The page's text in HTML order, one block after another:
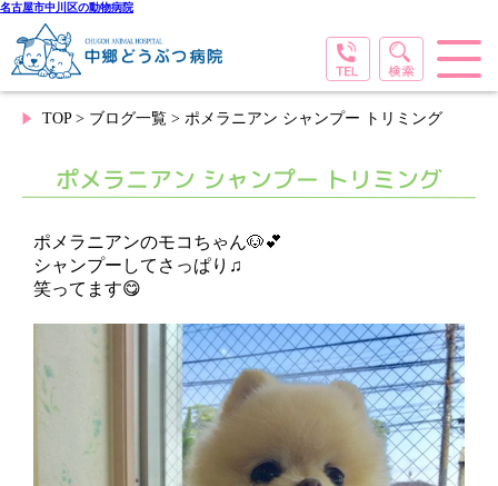
名古屋市中川区の動物病院
TOP> ブログ一覧 > ポメラニアン シャンプー トリミング
ポメラニアン シャンプー トリミング
ポメラニアンのモコちゃん🐶💕
シャンプーしてさっぱり♫
笑ってます😋